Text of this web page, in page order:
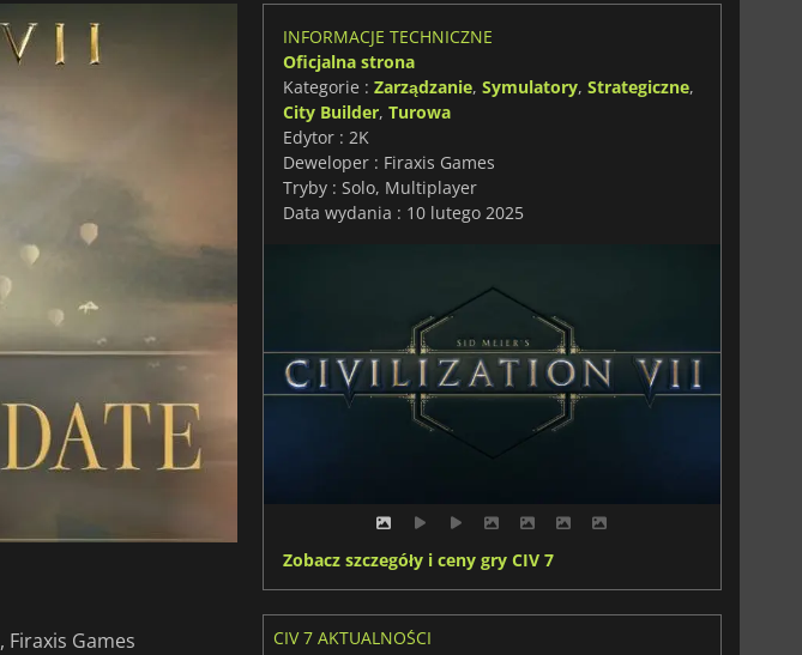
, Firaxis Games
INFORMACJE TECHNICZNE
Oficjalna strona
Kategorie : Zarządzanie, Symulatory, Strategiczne,
City Builder, Turowa
Edytor : 2K
Deweloper : Firaxis Games
Tryby : Solo, Multiplayer
Data wydania : 10 lutego 2025
Zobacz szczegóły i ceny gry CIV 7
CIV 7 AKTUALNOŚCI